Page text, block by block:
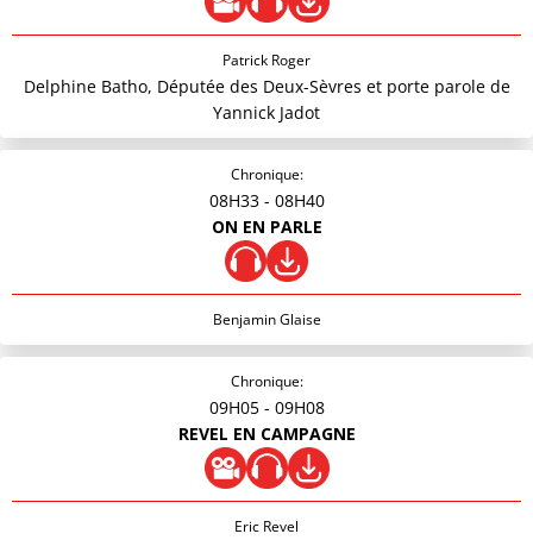
Patrick Roger
Delphine Batho, Députée des Deux-Sèvres et porte parole de
Yannick Jadot
Chronique:
08H33 - 08H40
ON EN PARLE
Benjamin Glaise
Chronique:
09H05 - 09H08
REVEL EN CAMPAGNE
Eric Revel